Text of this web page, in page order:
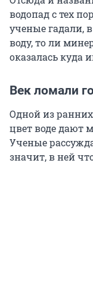
водопад с тех
ученые гадали,
воду, то ли
оказалась куда
Век ломали
Одной из
цвет воде дают
Ученые
значит, в ней